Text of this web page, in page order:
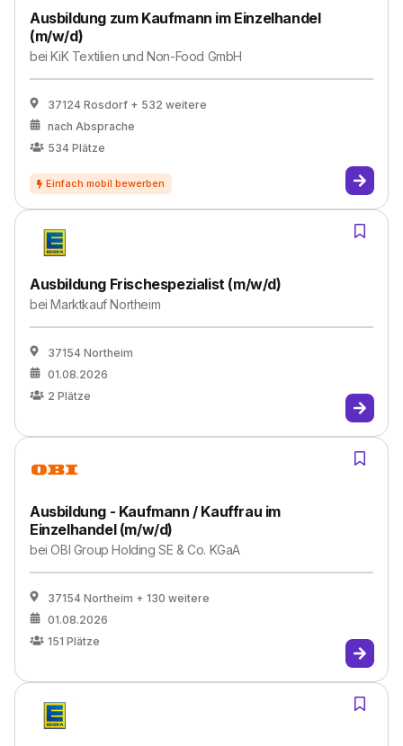
Ausbildung zum Kaufmann im Einzelhandel
(m/w/d)
beiKiK Textilien und Non-Food GmbH
37124 Rosdorf + 532 weitere
nach Absprache
534 Plätze
Ausbildung Frischespezialist (m/w/d)
beiMarktkauf Northeim
37154 Northeim
01.08.2026
2 Plätze
Ausbildung - Kaufmann / Kauffrau im
Einzelhandel (m/w/d)
beiOBI Group Holding SE & Co. KGaA
37154 Northeim + 130 weitere
01.08.2026
151 Plätze